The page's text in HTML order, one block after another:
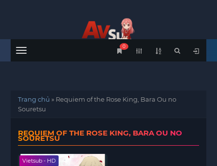
Menu
0
Trang chủ » Requiem of the Rose King, Bara Ou no
Souretsu
REQUIEM OF THE ROSE KING, BARA OU NO
SOURETSU
Vietsub - HD